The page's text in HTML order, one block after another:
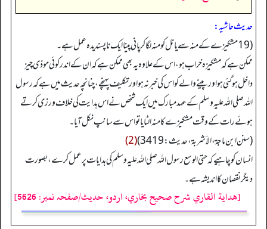
حدیث حاشیہ:
(19 مشکیزے کے منہ سے یا نل کو منہ لگا کر پانی پینا ایک ناپسندیدہ عمل ہے۔
ممکن ہے کہ مشکیزہ خراب ہو، اس کے علاوہ یہ بھی ممکن ہے کہ ان کے اندر کوئی موذی چیز
داخل ہو گئی ہو اور پینے والے کو اس کی خبر نہ ہو اور تکلیف پہنچے، چنانچہ حدیث میں ہے کہ رسول
اللہ صلی اللہ علیہ وسلم کے عہد مبارک میں ایک شخص نے اس ہدایت کی خلاف ورزی کرتے
ہوئے رات کے وقت مشکیزے کا منہ الٹایا تو اس سے سانپ نکل آیا۔
(سنن ابن ماجة، الأشربة، حدیث: 3419)
(2)
انسان کو چاہیے کہ حتی الوسع رسول اللہ صلی اللہ علیہ وسلم کی ہدایات پر عمل کرے، بصورت
دیگر نقصان کا اندیشہ ہے۔
[هداية القاري شرح صحيح بخاري، اردو، حدیث/صفحہ نمبر: 5626]